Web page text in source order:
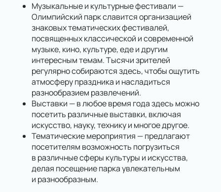
Музыкальные и культурные фестивали —
Олимпийский парк славится организацией
знаковых тематических фестивалей,
посвященных классической и современной
музыке, кино, культуре, еде и другим
интересным темам. Тысячи зрителей
регулярно собираются здесь, чтобы ощутить
атмосферу праздника и насладиться
разнообразием развлечений.
Выставки — в любое время года здесь можно
посетить различные выставки, включая
искусство, науку, технику и многое другое.
Тематические мероприятия — предлагают
посетителям возможность погрузиться
в различные сферы культуры и искусства,
делая посещение парка увлекательным
и разнообразным.